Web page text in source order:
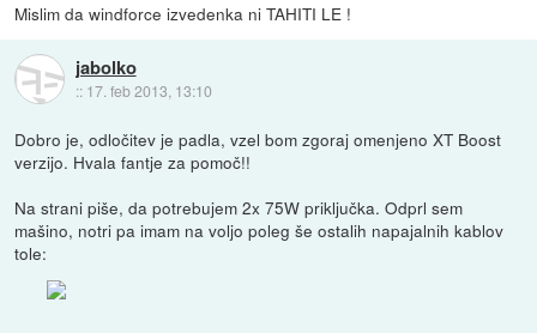
Mislim da windforce izvedenka ni TAHITI LE !
jabolko
:: 17. feb 2013, 13:10
Dobro je, odločitev je padla, vzel bom zgoraj omenjeno XT Boost
verzijo. Hvala fantje za pomoč!!
Na strani piše, da potrebujem 2x 75W priključka. Odprl sem
mašino, notri pa imam na voljo poleg še ostalih napajalnih kablov
tole: